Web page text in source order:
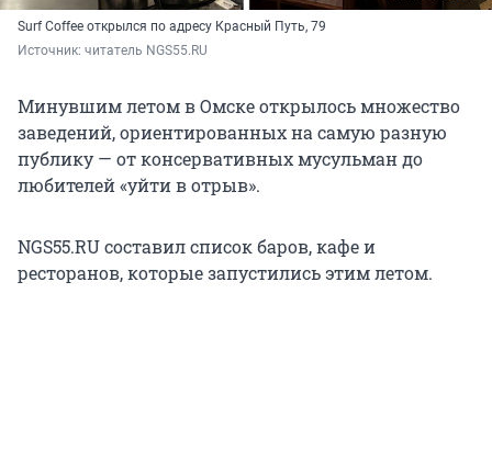
Surf Coffee открылся по адресу Красный Путь, 79
Источник: читатель NGS55.RU
Минувшим летом в Омске открылось множество
заведений, ориентированных на самую разную
публику — от консервативных мусульман до
любителей «уйти в отрыв».
NGS55.RU составил список баров, кафе и
ресторанов, которые запустились этим летом.